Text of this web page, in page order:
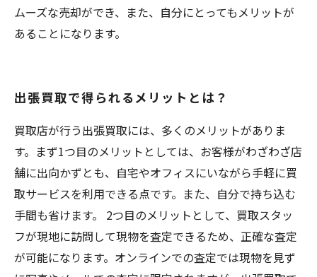
ムーズな売却ができ、また、自分にとってもメリットが
あることになります。
出張買取で得られるメリットとは？
買取店が行う出張買取には、多くのメリットがありま
す。まず1つ目のメリットとしては、お客様がわざわざ店
舗に出向かずとも、自宅やオフィスにいながら手軽に買
取サービスを利用できる点です。また、自分で持ち込む
手間も省けます。 2つ目のメリットとして、買取スタッ
フが現地に訪問して現物を査定できるため、正確な査定
が可能になります。オンラインでの査定では現物を見ず